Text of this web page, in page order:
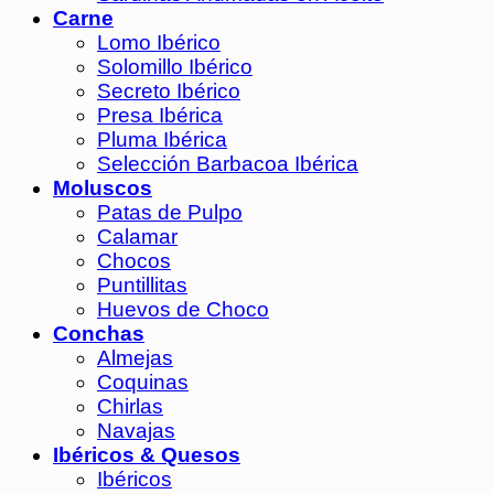
Carne
Lomo Ibérico
Solomillo Ibérico
Secreto Ibérico
Presa Ibérica
Pluma Ibérica
Selección Barbacoa Ibérica
Moluscos
Patas de Pulpo
Calamar
Chocos
Puntillitas
Huevos de Choco
Conchas
Almejas
Coquinas
Chirlas
Navajas
Ibéricos & Quesos
Ibéricos